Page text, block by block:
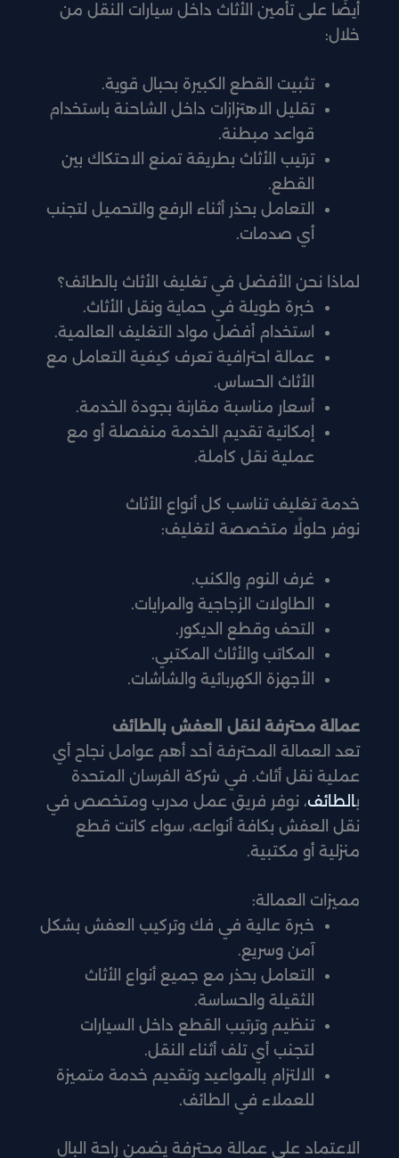
أيضًا على تأمين الأثاث داخل سيارات النقل من
خلال:
تثبيت القطع الكبيرة بحبال قوية.
تقليل الاهتزازات داخل الشاحنة باستخدام
قواعد مبطنة.
ترتيب الأثاث بطريقة تمنع الاحتكاك بين
القطع.
التعامل بحذر أثناء الرفع والتحميل لتجنب
أي صدمات.
لماذا نحن الأفضل في تغليف الأثاث بالطائف؟
خبرة طويلة في حماية ونقل الأثاث.
استخدام أفضل مواد التغليف العالمية.
عمالة احترافية تعرف كيفية التعامل مع
الأثاث الحساس.
أسعار مناسبة مقارنة بجودة الخدمة.
إمكانية تقديم الخدمة منفصلة أو مع
عملية نقل كاملة.
خدمة تغليف تناسب كل أنواع الأثاث
نوفر حلولًا متخصصة لتغليف:
غرف النوم والكنب.
الطاولات الزجاجية والمرايات.
التحف وقطع الديكور.
المكاتب والأثاث المكتبي.
الأجهزة الكهربائية والشاشات.
عمالة محترفة لنقل العفش بالطائف
تعد العمالة المحترفة أحد أهم عوامل نجاح أي
عملية نقل أثاث. في شركة الفرسان المتحدة
بالطائف، نوفر فريق عمل مدرب ومتخصص في
نقل العفش بكافة أنواعه، سواء كانت قطع
منزلية أو مكتبية.
مميزات العمالة:
خبرة عالية في فك وتركيب العفش بشكل
آمن وسريع.
التعامل بحذر مع جميع أنواع الأثاث
الثقيلة والحساسة.
تنظيم وترتيب القطع داخل السيارات
لتجنب أي تلف أثناء النقل.
الالتزام بالمواعيد وتقديم خدمة متميزة
للعملاء في الطائف.
الاعتماد على عمالة محترفة يضمن راحة البال